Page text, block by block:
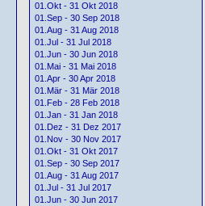
01.Okt - 31 Okt 2018
01.Sep - 30 Sep 2018
01.Aug - 31 Aug 2018
01.Jul - 31 Jul 2018
01.Jun - 30 Jun 2018
01.Mai - 31 Mai 2018
01.Apr - 30 Apr 2018
01.Mär - 31 Mär 2018
01.Feb - 28 Feb 2018
01.Jan - 31 Jan 2018
01.Dez - 31 Dez 2017
01.Nov - 30 Nov 2017
01.Okt - 31 Okt 2017
01.Sep - 30 Sep 2017
01.Aug - 31 Aug 2017
01.Jul - 31 Jul 2017
01.Jun - 30 Jun 2017